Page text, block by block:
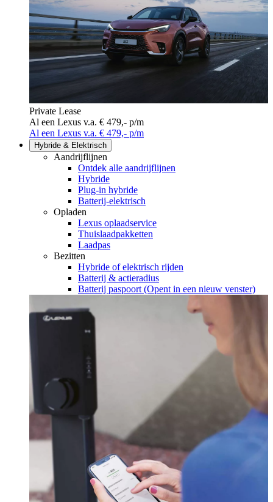
Private Lease
Al een Lexus v.a. € 479,- p/m
Al een Lexus v.a. € 479,- p/m
Hybride & Elektrisch
Aandrijflijnen
Ontdek alle aandrijflijnen
Hybride
Plug-in hybride
Batterij-elektrisch
Opladen
Lexus oplaadservice
Thuislaadpakketten
Laadpas
Bezitten
Hybride of elektrisch rijden
Batterij & actieradius
Batterij paspoort (Opent in een nieuw venster)